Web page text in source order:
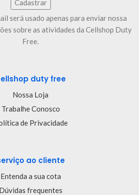
será usado apenas para enviar nossa
sobre as atividades da Cellshop Duty
Free.
duty free
Nossa Loja
Trabalhe Conosco
de Privacidade
ao cliente
Entenda a sua cota
Dúvidas frequentes